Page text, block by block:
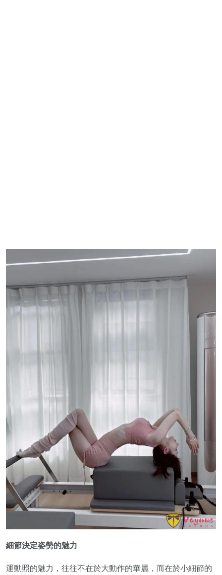
細節決定姿勢的魅力
運動照的魅力，往往不在於大動作的華麗，而在於小細節的